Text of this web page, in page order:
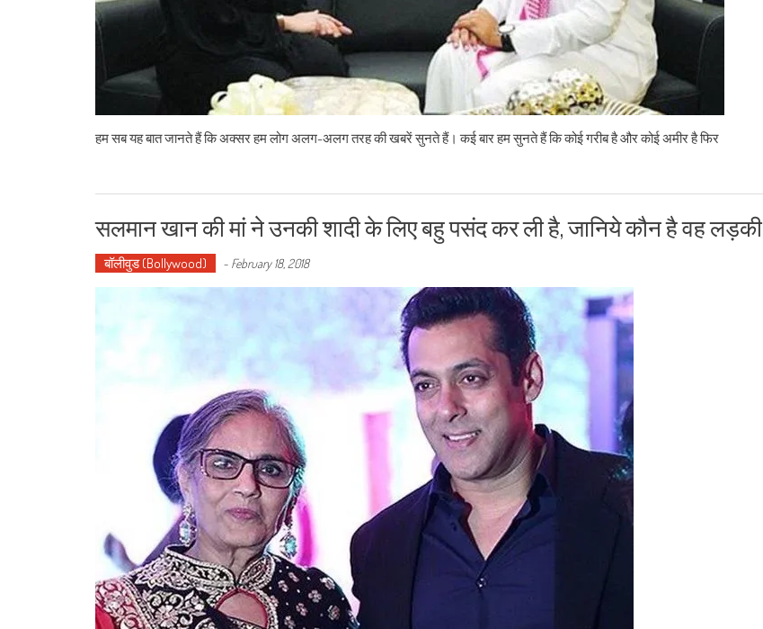
हम सब यह बात जानते हैं कि अक्सर हम लोग अलग-अलग तरह की खबरें सुनते हैं। कई बार हम सुनते हैं कि कोई गरीब है और कोई अमीर है फिर
सलमान खान की मां ने उनकी शादी के लिए बहु पसंद कर ली है, जानिये कौन है वह लड़की
बॉलीवुड (Bollywood) - February 18, 2018